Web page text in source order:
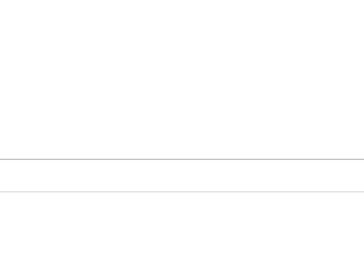
万因配置高底而议。1、东风天锦吸尘车是中